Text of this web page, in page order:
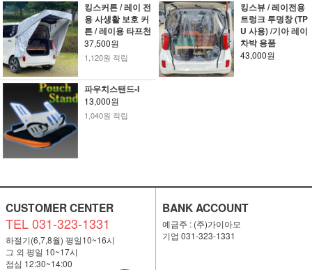
킹스커튼 / 레이 전
용 사생활 보호 커
튼 / 레이용 타프천
37,500원
1,120원 적립
킹스뷰 / 레이전용
트렁크 투명창 (TP
U 사용) /기아 레이
차박 용품
43,000원
파우치스탠드-I
13,000원
1,040원 적립
CUSTOMER CENTER
TEL 031-323-1331
하절기(6,7,8월) 평일10~16시
그 외 평일 10~17시
점심 12:30~14:00
BANK ACCOUNT
예금주 : (주)가이아모
기업 031-323-1331